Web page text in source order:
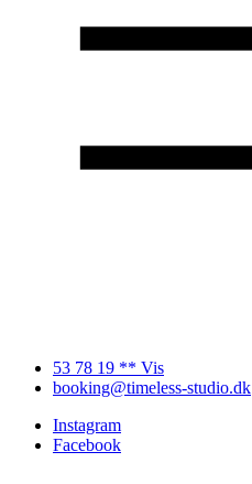
53 78 19 ** Vis
booking@timeless-studio.dk
Instagram
Facebook